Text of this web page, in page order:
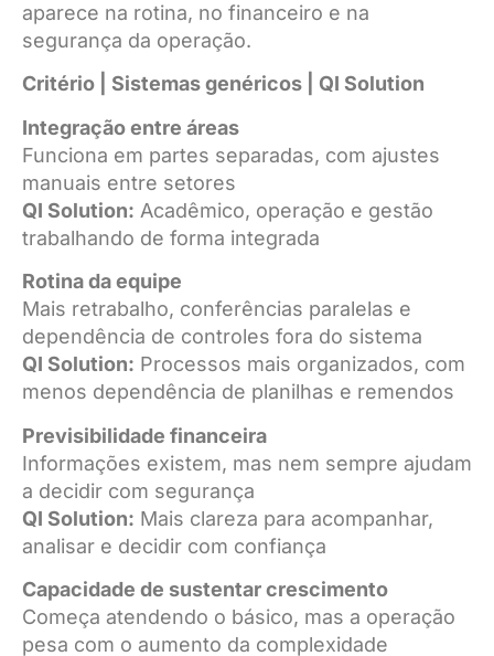
aparece na rotina, no financeiro e na
segurança da operação.
Critério | Sistemas genéricos | QI Solution
Integração entre áreas
Funciona em partes separadas, com ajustes
manuais entre setores
QI Solution: Acadêmico, operação e gestão
trabalhando de forma integrada
Rotina da equipe
Mais retrabalho, conferências paralelas e
dependência de controles fora do sistema
QI Solution: Processos mais organizados, com
menos dependência de planilhas e remendos
Previsibilidade financeira
Informações existem, mas nem sempre ajudam
a decidir com segurança
QI Solution: Mais clareza para acompanhar,
analisar e decidir com confiança
Capacidade de sustentar crescimento
Começa atendendo o básico, mas a operação
pesa com o aumento da complexidade